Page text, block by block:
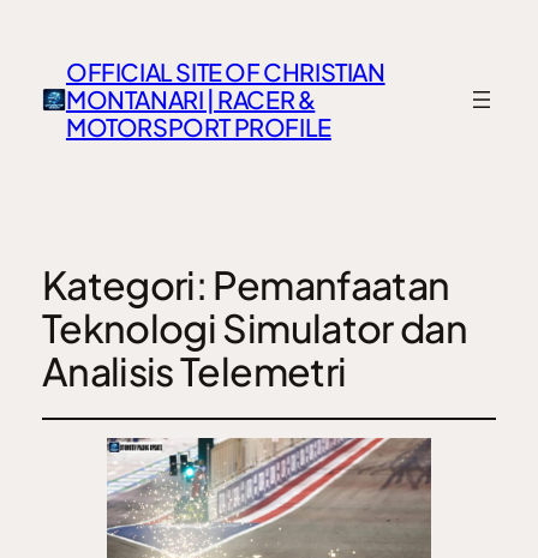
OFFICIAL SITE OF CHRISTIAN
MONTANARI | RACER &
MOTORSPORT PROFILE
Kategori: Pemanfaatan
Teknologi Simulator dan
Analisis Telemetri